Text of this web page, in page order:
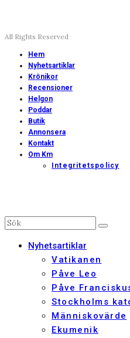
All Rights Reserved
Hem
Nyhetsartiklar
Krönikor
Recensioner
Helgon
Poddar
Butik
Annonsera
Kontakt
Om Km
Integritetspolicy
Nyhetsartiklar
Vatikanen
Påve Leo
Påve
Stockholms
Människovärde
Ekumenik